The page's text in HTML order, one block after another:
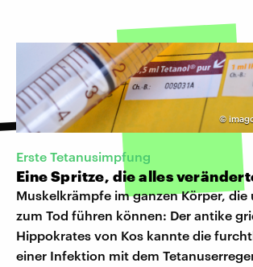
©
Erste Tetanusimpfung
Eine Spritze, die alles
Muskelkrämpfe im ganzen Körper,
zum Tod führen können: Der antike
Hippokrates von Kos kannte die
einer Infektion mit dem